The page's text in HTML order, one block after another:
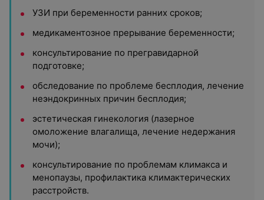
УЗИ при беременности ранних сроков;
медикаментозное прерывание беременности;
консультирование по прегравидарной
подготовке;
обследование по проблеме бесплодия, лечение
неэндокринных причин бесплодия;
эстетическая гинекология (лазерное
омоложение влагалища, лечение недержания
мочи);
консультирование по проблемам климакса и
менопаузы, профилактика климактерических
расстройств.